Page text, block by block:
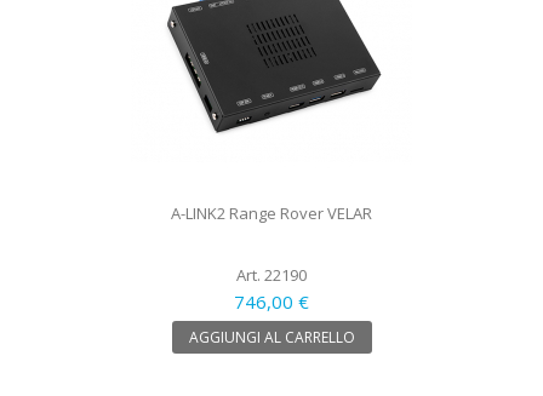
A-LINK2 Range Rover VELAR
Art. 22190
746,00 €
AGGIUNGI AL CARRELLO